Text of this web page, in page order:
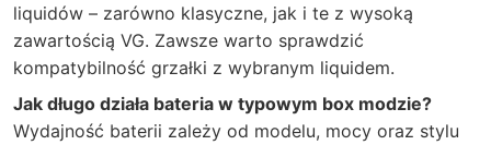
liquidów – zarówno klasyczne, jak i te z wysoką
zawartością VG. Zawsze warto sprawdzić
kompatybilność grzałki z wybranym liquidem.
Jak długo działa bateria w typowym box modzie?
Wydajność baterii zależy od modelu, mocy oraz stylu